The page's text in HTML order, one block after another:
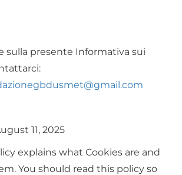
sulla presente Informativa sui
11, 2025
explains what Cookies are and
You should read this policy so